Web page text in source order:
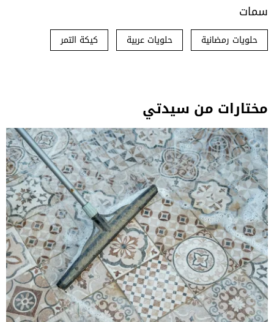
سمات
حلويات رمضانية حلويات عربية كيكة التمر
مختارات من سيدتي